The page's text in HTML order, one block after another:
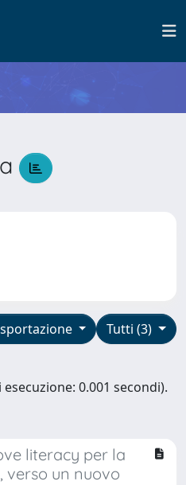
Tutti (3)
0.001 secondi).
literacy per la
verso un nuovo